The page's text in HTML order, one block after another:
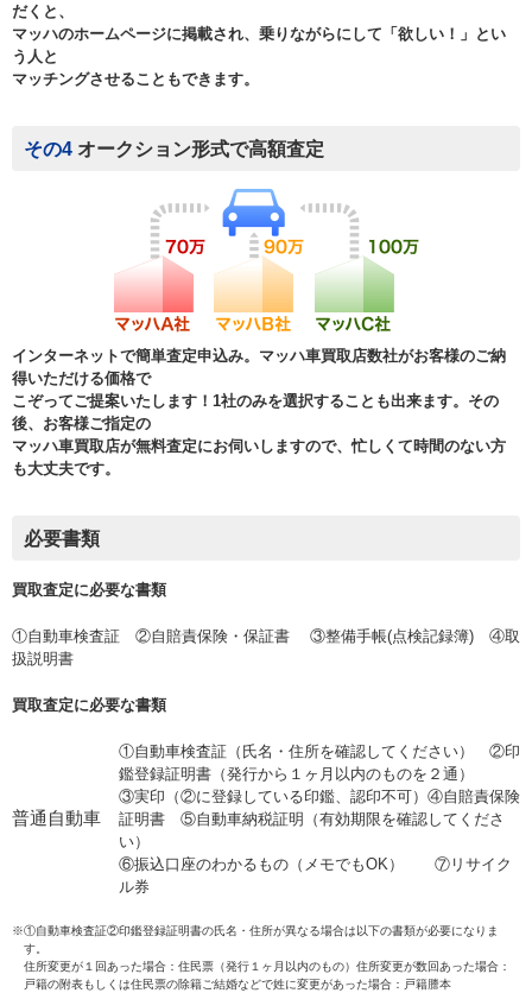
だくと、
マッハのホームページに掲載され、乗りながらにして「欲しい！」とい
う人と
マッチングさせることもできます。
その4 オークション形式で高額査定
インターネットで簡単査定申込み。マッハ車買取店数社がお客様のご納
得いただける価格で
こぞってご提案いたします！1社のみを選択することも出来ます。その
後、お客様ご指定の
マッハ車買取店が無料査定にお伺いしますので、忙しくて時間のない方
も大丈夫です。
必要書類
買取査定に必要な書類
①自動車検査証 ②自賠責保険・保証書 ③整備手帳(点検記録簿) ④取
扱説明書
買取査定に必要な書類
普通自動車
①自動車検査証（氏名・住所を確認してください） ②印
鑑登録証明書（発行から１ヶ月以内のものを２通）
③実印（②に登録している印鑑、認印不可）④自賠責保険
証明書 ⑤自動車納税証明（有効期限を確認してくださ
い）
⑥振込口座のわかるもの（メモでもOK） ⑦リサイク
ル券
※①自動車検査証②印鑑登録証明書の氏名・住所が異なる場合は以下の書類が必要になりま
す。
住所変更が１回あった場合：住民票（発行１ヶ月以内のもの）住所変更が数回あった場合：
戸籍の附表もしくは住民票の除籍ご結婚などで姓に変更があった場合：戸籍謄本